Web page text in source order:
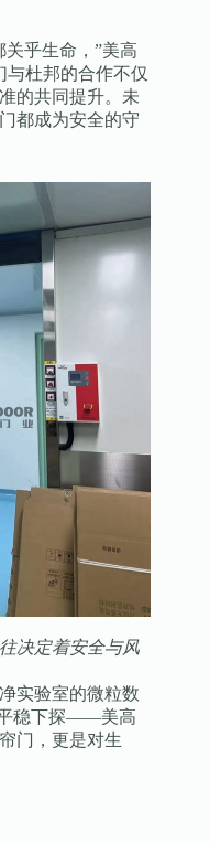
乎生命，”美高
与杜邦的合作不仅
的共同提升。未
都成为安全的守
决定着安全与风
实验室的微粒数
平稳下探——美高
门，更是对生